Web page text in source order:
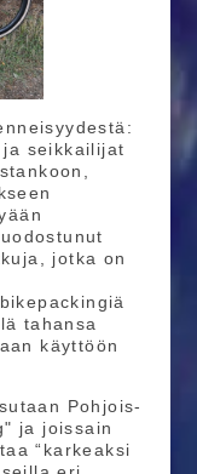
seikkailijat
jotka on
tahansa
käyttöön
Pohjois-
ja joissain
“karkeaksi